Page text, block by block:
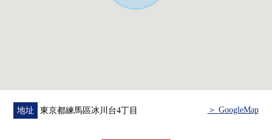
地址 東京都練馬區冰川台4丁目 ＞ GoogleMap